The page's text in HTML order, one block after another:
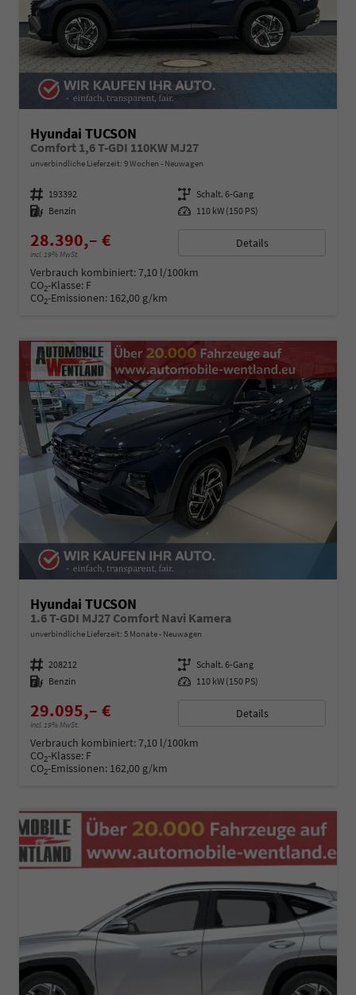
Hyundai TUCSON
Comfort 1,6 T-GDI 110KW MJ27
unverbindliche Lieferzeit: 9 Wochen Neuwagen
Fahrzeugnummer 193392 Getriebe Schalt. 6-Gang
Kraftstoff Benzin Leistung 110 kW (150 PS)
28.390,– €
incl. 19% MwSt.
Details
Verbrauch kombiniert:7,10 l/100km
CO2-Klasse: F
CO2-Emissionen: 162,00 g/km
Hyundai TUCSON
1.6 T-GDI MJ27 Comfort Navi Kamera
unverbindliche Lieferzeit: 5 Monate Neuwagen
Fahrzeugnummer 208212 Getriebe Schalt. 6-Gang
Kraftstoff Benzin Leistung 110 kW (150 PS)
29.095,– €
incl. 19% MwSt.
Details
Verbrauch kombiniert:7,10 l/100km
CO2-Klasse: F
CO2-Emissionen: 162,00 g/km